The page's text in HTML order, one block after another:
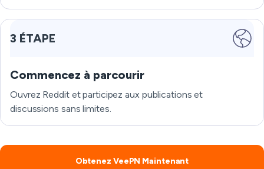
3 ÉTAPE
Commencez à parcourir
Ouvrez Reddit et participez aux publications et
discussions sans limites.
Obtenez VeePN Maintenant